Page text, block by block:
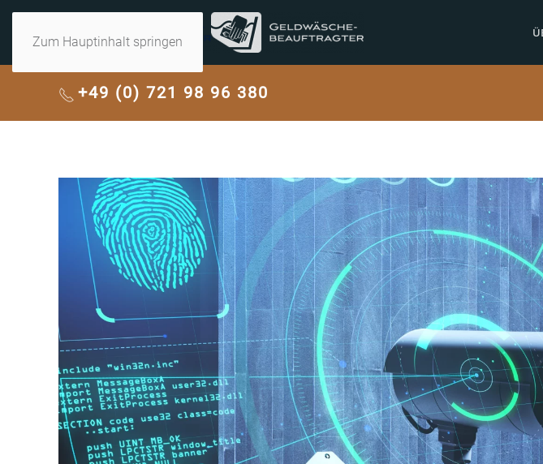
Zum Hauptinhalt springen
+49 (0) 721 98 96 380